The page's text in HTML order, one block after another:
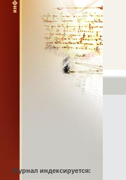
Журнал индексируется: